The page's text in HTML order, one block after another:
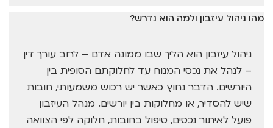
מהו ניהול עיזבון ולמה הוא נדרש?
ניהול עיזבון הוא הליך שבו ממונה אדם – לרוב עורך דין
– לנהל את נכסי המנוח עד לחלוקתם הסופית בין
היורשים. הדבר נחוץ כאשר יש רכוש משמעותי, חובות
שיש להסדיר, או מחלוקות בין יורשים. מנהל העיזבון
פועל לאיתור נכסים, טיפול בחובות, חלוקה לפי הצוואה